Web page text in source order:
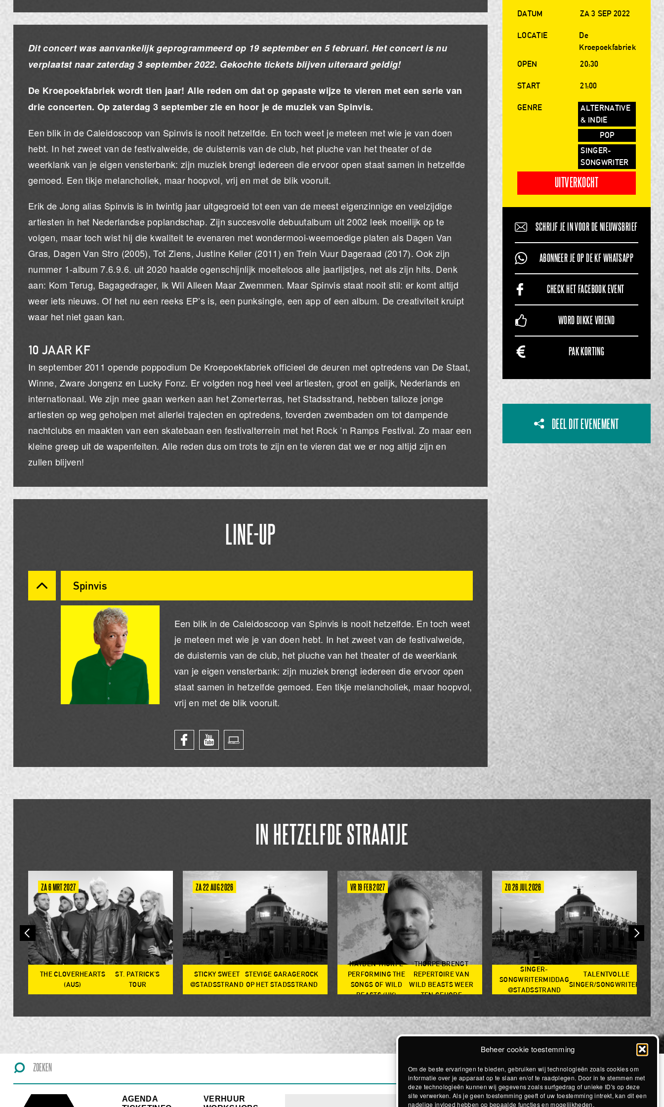
Beheer cookie toestemming
Om de beste ervaringen te bieden, gebruiken wij technologieën zoals cookies om
informatie over je apparaat op te slaan en/of te raadplegen. Door in te stemmen met
deze technologieën kunnen wij gegevens zoals surfgedrag of unieke ID's op deze
site verwerken. Als je geen toestemming geeft of uw toestemming intrekt, kan dit een
nadelige invloed hebben op bepaalde functies en mogelijkheden.
Dit concert was aanvankelijk geprogrammeerd op 19 september en 5 februari. Het concert is nu
verplaatst naar zaterdag 3 september 2022. Gekochte tickets blijven uiteraard geldig!
De Kroepoekfabriek wordt tien jaar! Alle reden om dat op gepaste wijze te vieren met een serie van
drie concerten. Op zaterdag 3 september zie en hoor je de muziek van Spinvis.
Een blik in de Caleidoscoop van Spinvis is nooit hetzelfde. En toch weet je meteen met wie je van doen
hebt. In het zweet van de festivalweide, de duisternis van de club, het pluche van het theater of de
weerklank van je eigen vensterbank: zijn muziek brengt iedereen die ervoor open staat samen in hetzelfde
gemoed. Een tikje melancholiek, maar hoopvol, vrij en met de blik vooruit.
Erik de Jong alias Spinvis is in twintig jaar uitgegroeid tot een van de meest eigenzinnige en veelzijdige
artiesten in het Nederlandse poplandschap. Zijn succesvolle debuutalbum uit 2002 leek moeilijk op te
volgen, maar toch wist hij die kwaliteit te evenaren met wondermooi-weemoedige platen als Dagen Van
Gras, Dagen Van Stro (2005), Tot Ziens, Justine Keller (2011) en Trein Vuur Dageraad (2017). Ook zijn
nummer 1-album 7.6.9.6. uit 2020 haalde ogenschijnlijk moeiteloos alle jaarlijstjes, net als zijn hits. Denk
aan: Kom Terug, Bagagedrager, Ik Wil Alleen Maar Zwemmen. Maar Spinvis staat nooit stil: er komt altijd
weer iets nieuws. Of het nu een reeks EP’s is, een punksingle, een app of een album. De creativiteit kruipt
waar het niet gaan kan.
10 JAAR KF
In september 2011 opende poppodium De Kroepoekfabriek officieel de deuren met optredens van De Staat,
Winne, Zware Jongenz en Lucky Fonz. Er volgden nog heel veel artiesten, groot en gelijk, Nederlands en
internationaal. We zijn mee gaan werken aan het Zomerterras, het Stadsstrand, hebben talloze jonge
artiesten op weg geholpen met allerlei trajecten en optredens, toverden zwembaden om tot dampende
nachtclubs en maakten van een skatebaan een festivalterrein met het Rock ’n Ramps Festival. Zo maar een
kleine greep uit de wapenfeiten. Alle reden dus om trots te zijn en te vieren dat we er nog altijd zijn en
zullen blijven!
LINE-UP
Spinvis
Een blik in de Caleidoscoop van Spinvis is nooit hetzelfde. En toch weet
je meteen met wie je van doen hebt. In het zweet van de festivalweide,
de duisternis van de club, het pluche van het theater of de weerklank
van je eigen vensterbank: zijn muziek brengt iedereen die ervoor open
staat samen in hetzelfde gemoed. Een tikje melancholiek, maar hoopvol,
vrij en met de blik vooruit.
DATUM ZA 3 SEP 2022
LOCATIE
De
Kroepoekfabriek
OPEN
20:30
START 21:00
GENRE
ALTERNATIVE
& INDIE
POP
SINGER-
SONGWRITER
UITVERKOCHT
SCHRIJF JE IN VOOR DE NIEUWSBRIEF
ABONNEER JE OP DE KF WHATSAPP
CHECK HET FACEBOOK EVENT
WORD DIKKE VRIEND
PAK KORTING
DEEL DIT EVENEMENT
IN HETZELFDE STRAATJE
ZA 6 MRT 2027
THE CLOVERHEARTS
(AUS)
ST. PATRICK'S
TOUR
ZA 22 AUG 2026
STICKY SWEET
@STADSSTRAND
STEVIGE GARAGEROCK
OP HET STADSSTRAND
VR 19 FEB 2027
HAYDEN THORPE
PERFORMING THE
SONGS OF WILD
BEASTS (UK)
THORPE BRENGT
REPERTOIRE VAN
WILD BEASTS WEER
TEN GEHORE
ZO 26 JUL 2026
SINGER-
SONGWRITERMIDDAG
@STADSSTRAND
TALENTVOLLE
SINGER/SONGWRITERS
AGENDA
VERHUUR